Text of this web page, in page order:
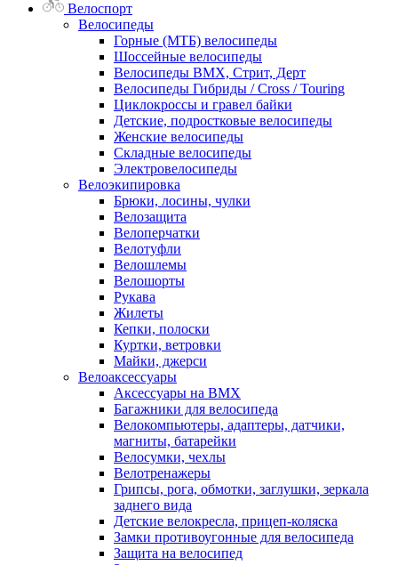
Велоспорт
Велосипеды
Горные (МТБ) велосипеды
Шоссейные велосипеды
Велосипеды BMX, Стрит, Дерт
Велосипеды Гибриды / Cross / Touring
Циклокроссы и гравел байки
Детские, подростковые велосипеды
Женские велосипеды
Складные велосипеды
Электровелосипеды
Велоэкипировка
Брюки, лосины, чулки
Велозащита
Велоперчатки
Велотуфли
Велошлемы
Велошорты
Рукава
Жилеты
Кепки, полоски
Куртки, ветровки
Майки, джерси
Велоаксессуары
Аксессуары на BMX
Багажники для велосипеда
Велокомпьютеры, адаптеры, датчики,
магниты, батарейки
Велосумки, чехлы
Велотренажеры
Грипсы, рога, обмотки, заглушки, зеркала
заднего вида
Детские велокресла, прицеп-коляска
Замки противоугонные для велосипеда
Защита на велосипед